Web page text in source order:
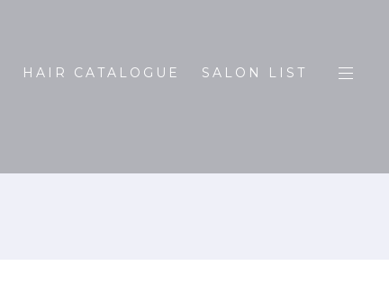
HAIR CATALOGUE SALON LIST